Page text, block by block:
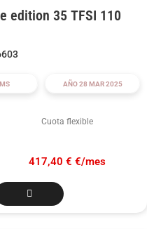
edition 35 TFSI 110
AÑO 28 MAR 2025
Cuota flexible
417,40 € €/mes